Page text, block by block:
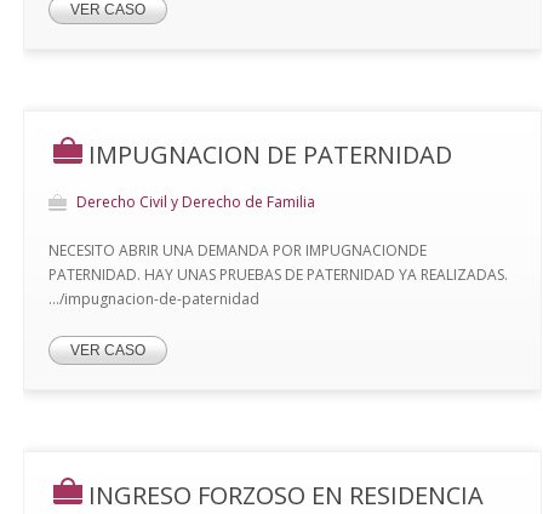
VER CASO
IMPUGNACION DE PATERNIDAD
Derecho Civil y Derecho de Familia
NECESITO ABRIR UNA DEMANDA POR IMPUGNACIONDE
PATERNIDAD. HAY UNAS PRUEBAS DE PATERNIDAD YA REALIZADAS.
.../impugnacion-de-paternidad
VER CASO
INGRESO FORZOSO EN RESIDENCIA